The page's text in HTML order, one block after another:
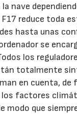
nave
reduce toda
hasta unas
se
los
totalmente
en cuenta, de
factores
modo que